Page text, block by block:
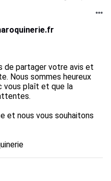
de partager votre avis et
Nous sommes heureux
vous plaît et que la
et nous vous souhaitons